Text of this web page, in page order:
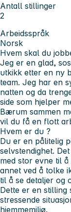
Antall stillinger
2
Arbeidsspråk
Norsk
Hvem skal du
Jeg er en glad,
utkikk etter en ny
team. Jeg har en
natten og da
side som hjelper
Bærum sammen
vil du få en flott
Hvem er du ?
Du er en pålitelig
selvstendighet.
med stor evne til
annet ved å tolke
til å se detaljer og
Dette er en
stressende
hjemmemiljø.